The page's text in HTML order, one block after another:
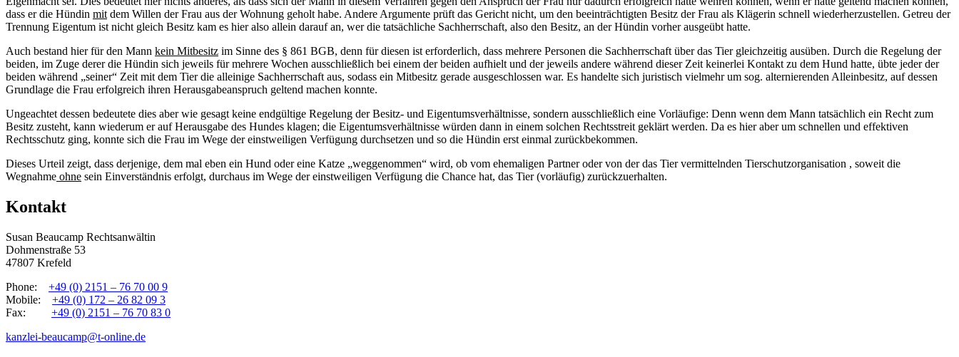
dass er die Hündin mit dem Willen der Frau aus der Wohnung geholt habe. Andere Argumente prüft das Gericht nicht, um den beeinträchtigten Besitz der Frau als Klägerin schnell wiederherzustellen. Getreu der
Trennung Eigentum ist nicht gleich Besitz kam es hier also allein darauf an, wer die tatsächliche Sachherrschaft, also den Besitz, an der Hündin vorher ausgeübt hatte.
Auch bestand hier für den Mann kein Mitbesitz im Sinne des § 861 BGB, denn für diesen ist erforderlich, dass mehrere Personen die Sachherrschaft über das Tier gleichzeitig ausüben. Durch die Regelung der
beiden, im Zuge derer die Hündin sich jeweils für mehrere Wochen ausschließlich bei einem der beiden aufhielt und der jeweils andere während dieser Zeit keinerlei Kontakt zu dem Hund hatte, übte jeder der
beiden während „seiner“ Zeit mit dem Tier die alleinige Sachherrschaft aus, sodass ein Mitbesitz gerade ausgeschlossen war. Es handelte sich juristisch vielmehr um sog. alternierenden Alleinbesitz, auf dessen
Grundlage die Frau erfolgreich ihren Herausgabeanspruch geltend machen konnte.
Ungeachtet dessen bedeutete dies aber wie gesagt keine endgültige Regelung der Besitz- und Eigentumsverhältnisse, sondern ausschließlich eine Vorläufige: Denn wenn dem Mann tatsächlich ein Recht zum
Besitz zusteht, kann wiederum er auf Herausgabe des Hundes klagen; die Eigentumsverhältnisse würden dann in einem solchen Rechtsstreit geklärt werden. Da es hier aber um schnellen und effektiven
Rechtsschutz ging, konnte sich die Frau im Wege der einstweiligen Verfügung durchsetzen und so die Hündin erst einmal zurückbekommen.
Dieses Urteil zeigt, dass derjenige, dem mal eben ein Hund oder eine Katze „weggenommen“ wird, ob vom ehemaligen Partner oder von der das Tier vermittelnden Tierschutzorganisation , soweit die
Wegnahme ohne sein Einverständnis erfolgt, durchaus im Wege der einstweiligen Verfügung die Chance hat, das Tier (vorläufig) zurückzuerhalten.
Kontakt
Susan Beaucamp Rechtsanwältin
Dohmenstraße 53
47807 Krefeld
Phone: +49 (0) 2151 – 76 70 00 9
Mobile: +49 (0) 172 – 26 82 09 3
Fax: +49 (0) 2151 – 76 70 83 0
kanzlei-beaucamp@t-online.de